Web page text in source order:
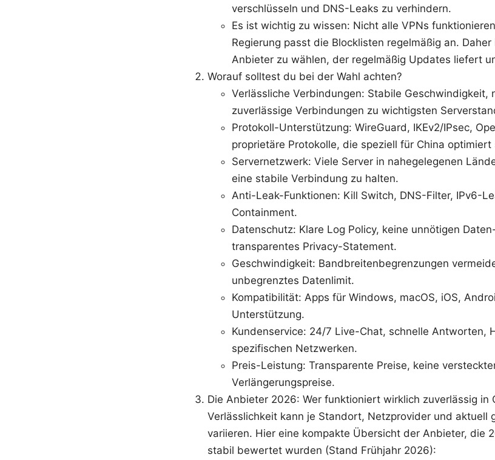
verschlüsseln und DNS-Leaks zu verhindern.
Es ist wichtig zu wissen: Nicht alle VPNs
Regierung passt die Blocklisten regelmäßig an.
Anbieter zu wählen, der regelmäßig Updates liefert
Worauf solltest du bei der Wahl achten?
Verlässliche Verbindungen: Stabile Geschwindigkeit,
zuverlässige Verbindungen zu wichtigsten
Protokoll-Unterstützung: WireGuard, IKEv2/IPsec,
proprietäre Protokolle, die speziell für China optimiert
Servernetzwerk: Viele Server in nahegelegenen
eine stabile Verbindung zu halten.
Anti-Leak-Funktionen: Kill Switch, DNS-Filter, IPv6-
Containment.
Datenschutz: Klare Log Policy, keine unnötigen
transparentes Privacy-Statement.
Geschwindigkeit: Bandbreitenbegrenzungen
unbegrenztes Datenlimit.
Kompatibilität: Apps für Windows, macOS, iOS,
Unterstützung.
Kundenservice: 24/7 Live-Chat, schnelle Antworten,
spezifischen Netzwerken.
Preis-Leistung: Transparente Preise, keine
Verlängerungspreise.
Die Anbieter 2026: Wer funktioniert wirklich zuverlässig in
Verlässlichkeit kann je Standort, Netzprovider und aktuell
variieren. Hier eine kompakte Übersicht der Anbieter, die
stabil bewertet wurden (Stand Frühjahr 2026):